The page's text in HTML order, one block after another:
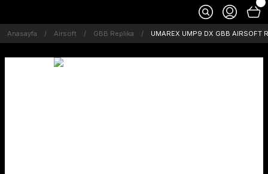
Anasayfa Airsoft GBB Replika UMAREX UMP9 DX GBB AIRSOFT